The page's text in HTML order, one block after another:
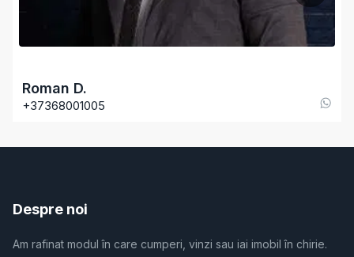
Roman D.
+37368001005
Despre noi
Am rafinat modul în care cumperi, vinzi sau iai imobil în chirie.